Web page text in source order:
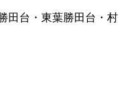
田台・東葉勝田台・村